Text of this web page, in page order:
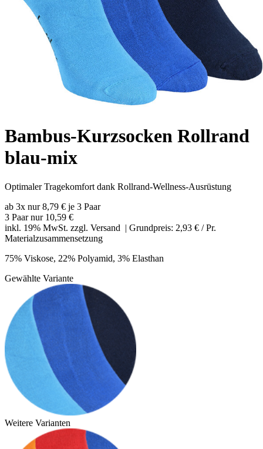
Bambus-Kurzsocken Rollrand
blau-mix
Optimaler Tragekomfort dank Rollrand-Wellness-Ausrüstung
ab 3x nur 8,79 € je 3 Paar
3 Paar nur 10,59 €
inkl. 19% MwSt. zzgl. Versand | Grundpreis: 2,93 € / Pr.
Materialzusammensetzung
75% Viskose, 22% Polyamid, 3% Elasthan
Gewählte Variante
Weitere Varianten